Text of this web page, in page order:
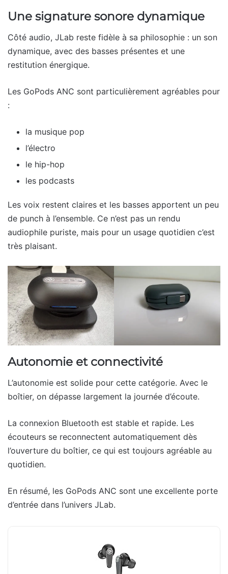
Une signature sonore dynamique
Côté audio, JLab reste fidèle à sa philosophie : un son
dynamique, avec des basses présentes et une
restitution énergique.
Les GoPods ANC sont particulièrement agréables pour
:
la musique pop
l’électro
le hip-hop
les podcasts
Les voix restent claires et les basses apportent un peu
de punch à l’ensemble. Ce n’est pas un rendu
audiophile puriste, mais pour un usage quotidien c’est
très plaisant.
Autonomie et connectivité
L’autonomie est solide pour cette catégorie. Avec le
boîtier, on dépasse largement la journée d’écoute.
La connexion Bluetooth est stable et rapide. Les
écouteurs se reconnectent automatiquement dès
l’ouverture du boîtier, ce qui est toujours agréable au
quotidien.
En résumé, les GoPods ANC sont une excellente porte
d’entrée dans l’univers JLab.